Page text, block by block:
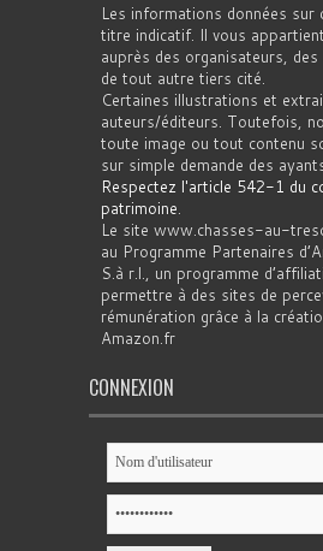
Les informations données sur
titre indicatif. Il vous
auprès des organisateurs, des
de tout autre tiers cité.
Certaines illustrations et
auteurs/éditeurs. Toutefois,
toute image ou tout contenu
sur simple demande des
Respectez l'article 542-1 du
patrimoine
Le site www.chasses-au-
au Programme Partenaires
S.à r.l., un programme
permettre à des sites de
rémunération grâce à la
Amazon.fr
CONNEXION